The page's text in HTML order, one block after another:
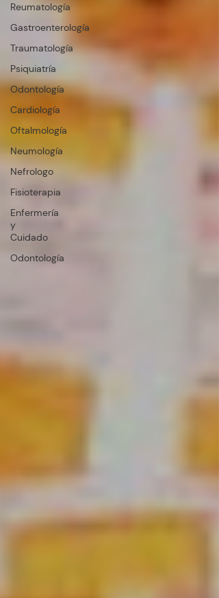
Reumatología
Gastroenterología
Traumatología
Psiquiatría
Odontología
Cardiología
Oftalmología
Neumología
Nefrologo
Fisioterapia
Enfermería
y
Cuidado
Odontología